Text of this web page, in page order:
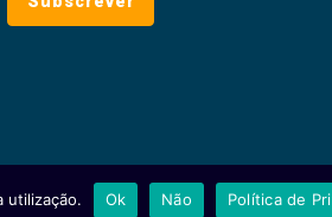
Política de Privacidade e Proteção de
utilização. Ok Não Política de